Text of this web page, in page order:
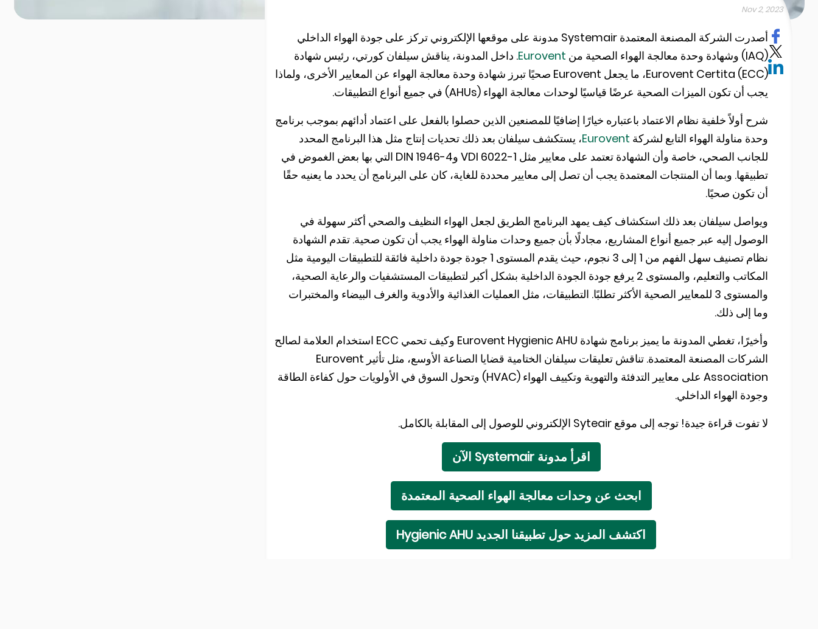
Nov 2, 2023
أصدرت الشركة المصنعة المعتمدة Systemair مدونة على موقعها الإلكتروني تركز على جودة الهواء الداخلي
(IAQ) وشهادة وحدة معالجة الهواء الصحية من
Eurovent. داخل المدونة، يناقش سيلفان كورتي، رئيس شهادة
Eurovent Certita (ECC)، ما يجعل Eurovent صحيًا تبرز شهادة وحدة معالجة الهواء عن المعايير الأخرى، ولماذا
يجب أن تكون الميزات الصحية عرضًا قياسيًا لوحدات معالجة الهواء (AHUs) في جميع أنواع التطبيقات.
شرح أولاً خلفية نظام الاعتماد باعتباره خيارًا إضافيًا للمصنعين الذين حصلوا بالفعل على اعتماد أدائهم بموجب برنامج
وحدة مناولة الهواء التابع لشركة Eurovent، يستكشف سيلفان بعد ذلك تحديات إنتاج مثل هذا البرنامج المحدد
للجانب الصحي، خاصة وأن الشهادة تعتمد على معايير مثل VDI 6022-1 وDIN 1946-4 التي بها بعض الغموض في
تطبيقها. وبما أن المنتجات المعتمدة يجب أن تصل إلى معايير محددة للغاية، كان على البرنامج أن يحدد ما يعنيه حقًا
أن تكون صحيًا.
ويواصل سيلفان بعد ذلك استكشاف كيف يمهد البرنامج الطريق لجعل الهواء النظيف والصحي أكثر سهولة في
الوصول إليه عبر جميع أنواع المشاريع، مجادلًا بأن جميع وحدات مناولة الهواء يجب أن تكون صحية. تقدم الشهادة
نظام تصنيف سهل الفهم من 1 إلى 3 نجوم، حيث يقدم المستوى 1 جودة جودة داخلية فائقة للتطبيقات اليومية مثل
المكاتب والتعليم، والمستوى 2 يرفع جودة الجودة الداخلية بشكل أكبر لتطبيقات المستشفيات والرعاية الصحية،
والمستوى 3 للمعايير الصحية الأكثر تطلبًا. التطبيقات، مثل العمليات الغذائية والأدوية والغرف البيضاء والمختبرات
وما إلى ذلك.
وأخيرًا، تغطي المدونة ما يميز برنامج شهادة Eurovent Hygienic AHU وكيف تحمي ECC استخدام العلامة لصالح
الشركات المصنعة المعتمدة. تناقش تعليقات سيلفان الختامية قضايا الصناعة الأوسع، مثل تأثير Eurovent
Association على معايير التدفئة والتهوية وتكييف الهواء (HVAC) وتحول السوق في الأولويات حول كفاءة الطاقة
وجودة الهواء الداخلي.
لا تفوت قراءة جيدة! توجه إلى موقع Syteair الإلكتروني للوصول إلى المقابلة بالكامل.
اقرأ مدونة Systemair الآن
ابحث عن وحدات معالجة الهواء الصحية المعتمدة
اكتشف المزيد حول تطبيقنا الجديد Hygienic AHU